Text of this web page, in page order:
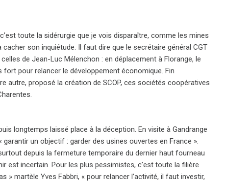
toute la sidérurgie que je vois disparaître, comme les mines
son inquiétude. Il faut dire que le secrétaire général CGT
de Jean-Luc Mélenchon : en déplacement à Florange, le
pour relancer le développement économique. Fin
autre, proposé la création de SCOP, ces sociétés coopératives
longtemps laissé place à la déception. En visite à Gandrange
un objectif : garder des usines ouvertes en France ».
depuis la fermeture temporaire du dernier haut fourneau
est incertain. Pour les plus pessimistes, c’est toute la filière
» martèle Yves Fabbri, « pour relancer l’activité, il faut investir,